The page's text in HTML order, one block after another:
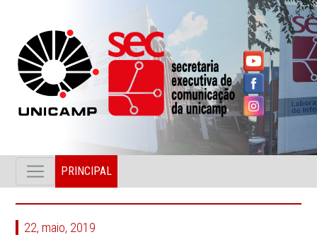
PRINCIPAL
22, maio, 2019